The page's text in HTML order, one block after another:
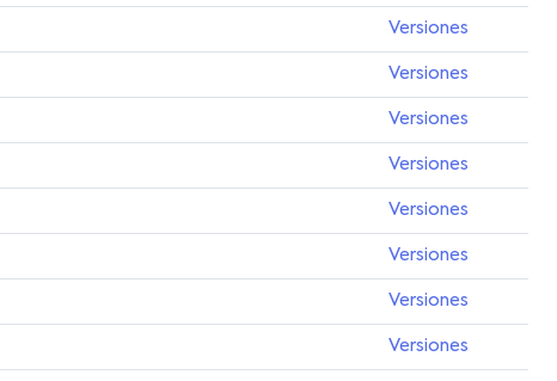
Versiones
Versiones
Versiones
Versiones
Versiones
Versiones
Versiones
Versiones